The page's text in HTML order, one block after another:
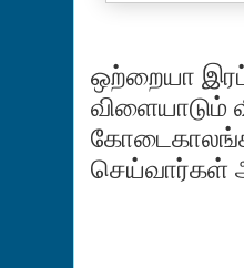
ஒற்றையா
விளையாடும்
செய்வார்கள்